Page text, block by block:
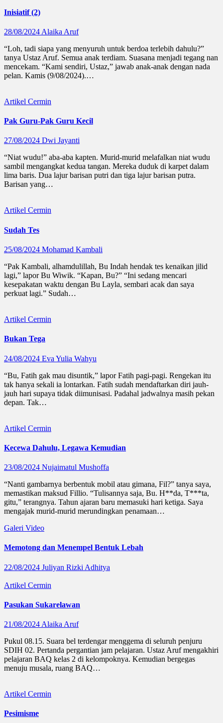
Inisiatif (2)
28/08/2024 Alaika Aruf
“Loh, tadi siapa yang menyuruh untuk berdoa terlebih dahulu?”
tanya Ustaz Aruf. Semua anak terdiam. Suasana menjadi tegang nan
mencekam. “Kami sendiri, Ustaz,” jawab anak-anak dengan nada
pelan. Kamis (9/08/2024).…
Artikel Cermin
Pak Guru-Pak Guru Kecil
27/08/2024 Dwi Jayanti
“Niat wudu!” aba-aba kapten. Murid-murid melafalkan niat wudu
sambil mengangkat kedua tangan. Mereka duduk di karpet dalam
lima baris. Dua lajur barisan putri dan tiga lajur barisan putra.
Barisan yang…
Artikel Cermin
Sudah Tes
25/08/2024 Mohamad Kambali
“Pak Kambali, alhamdulillah, Bu Indah hendak tes kenaikan jilid
lagi,” lapor Bu Wiwik. “Kapan, Bu?” “Ini sedang mencari
kesepakatan waktu dengan Bu Layla, sembari acak dan saya
perkuat lagi.” Sudah…
Artikel Cermin
Bukan Tega
24/08/2024 Eva Yulia Wahyu
“Bu, Fatih gak mau disuntik,” lapor Fatih pagi-pagi. Rengekan itu
tak hanya sekali ia lontarkan. Fatih sudah mendaftarkan diri jauh-
jauh hari supaya tidak diimunisasi. Padahal jadwalnya masih pekan
depan. Tak…
Artikel Cermin
Kecewa Dahulu, Legawa Kemudian
23/08/2024 Nujaimatul Mushoffa
“Nanti gambarnya berbentuk mobil atau gimana, Fil?” tanya saya,
memastikan maksud Fillio. “Tulisannya saja, Bu. H**da, T***ta,
gitu,” terangnya. Tahun ajaran baru memasuki hari ketiga. Saya
mengajak murid-murid merundingkan penamaan…
Galeri Video
Memotong dan Menempel Bentuk Lebah
22/08/2024 Juliyan Rizki Adhitya
Artikel Cermin
Pasukan Sukarelawan
21/08/2024 Alaika Aruf
Pukul 08.15. Suara bel terdengar menggema di seluruh penjuru
SDIH 02. Pertanda pergantian jam pelajaran. Ustaz Aruf mengakhiri
pelajaran BAQ kelas 2 di kelompoknya. Kemudian bergegas
menuju musala, ruang BAQ…
Artikel Cermin
Pesimisme